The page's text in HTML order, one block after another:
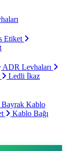
Etiket
ADR Levhaları
Ledli İkaz
Bayrak Kablo
Kablo Bağı